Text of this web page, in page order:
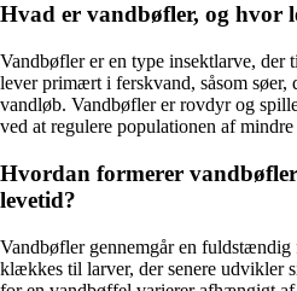
Hvad er vandbøfler, og hvor
Vandbøfler er en type insektlarve,
lever primært i ferskvand, såsom søer,
vandløb. Vandbøfler er rovdyr og
ved at regulere populationen af mindre
Hvordan formerer
levetid?
Vandbøfler gennemgår en
klækkes til larver, der senere udvikler